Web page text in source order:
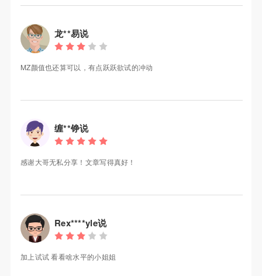
龙**易说
MZ颜值也还算可以，有点跃跃欲试的冲动
缠**铮说
感谢大哥无私分享！文章写得真好！
Rex****yle说
加上试试 看看啥水平的小姐姐